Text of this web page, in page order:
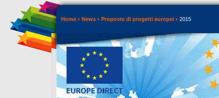
Home News Proposte di progetti europei 2015